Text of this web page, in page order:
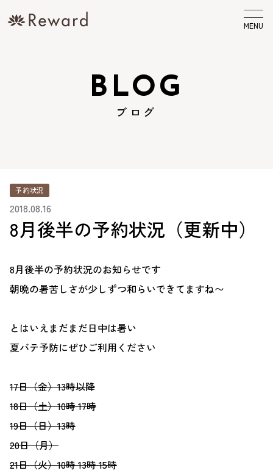
MENU
BLOG
ブログ
予約状況
2018.08.16
8月後半の予約状況（更新中）
8月後半の予約状況のお知らせです
朝晩の暑苦しさが少しずつ和らいできてますね〜
とはいえまだまだ日中は暑い
夏バテ予防にぜひご利用ください
17日（金）13時以降
18日（土）10時 17時
19日（日）13時
20日（月）
21日（火）10時 13時 15時